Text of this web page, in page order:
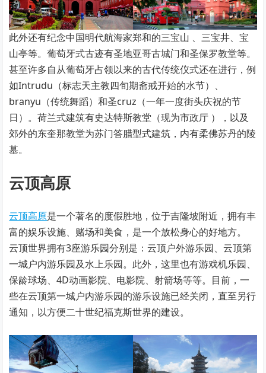
此外还有纪念中国明代航海家郑和的三宝山 、三宝井、宝
山亭等。葡萄牙式古迹有圣地亚哥古城门和圣保罗教堂等。
甚至许多自从葡萄牙占领以来的古代传统仪式还在进行，例
如Intrudu（标志天主教四旬期斋戒开始的水节）、
branyu（传统舞蹈）和圣cruz（一年一度街头庆祝的节
日）。荷兰式建筑有史达特斯教堂（现为市政厅 ），以及
郊外的东奎那教堂为苏门答腊型式建筑，内有柔佛苏丹的陵
墓。
云顶高原
云顶高原是一个著名的度假胜地，位于吉隆坡附近，拥有丰
富的娱乐设施、赌场和美食，是一个放松身心的好地方。
云顶世界拥有3座游乐园分别是：云顶户外游乐园、云顶第
一城户内游乐园及水上乐园。此外，这里也有游戏机乐园、
保龄球场、4D动画影院、电影院、射箭场等等。目前，一
些在云顶第一城户内游乐园的游乐设施已经关闭，直至另行
通知，以方便二十世纪福克斯世界的建设。